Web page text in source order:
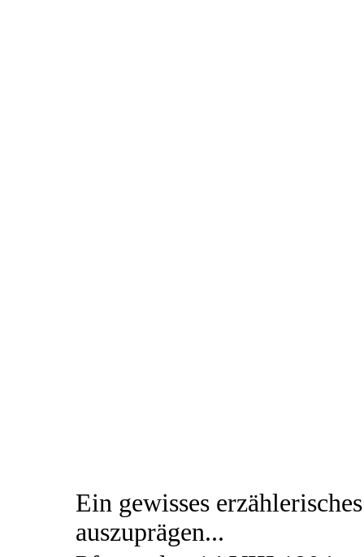
Ein gewisses
auszuprägen...